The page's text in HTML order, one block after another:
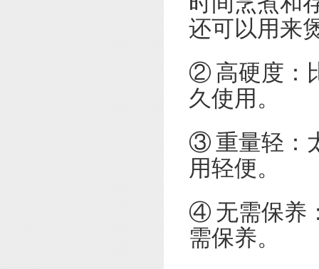
还可以用来
② 高硬度：
久使用。
③ 重量轻：
用轻便。
④ 无需保养
需保养。